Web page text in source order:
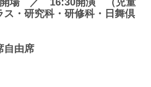
ス・研究科・研修科・日舞倶
自由席